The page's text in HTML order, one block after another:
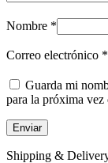
Nombre *
Correo electrónico *
Guarda mi
para la próxima vez
Shipping &